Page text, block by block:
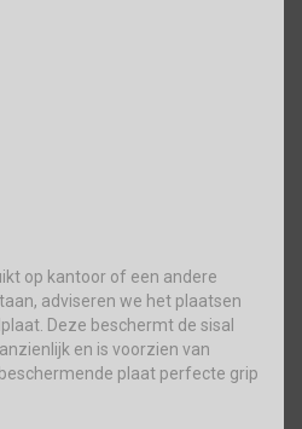
op kantoor of een andere
adviseren we het plaatsen
Deze beschermt de sisal
en is voorzien van
plaat perfecte grip